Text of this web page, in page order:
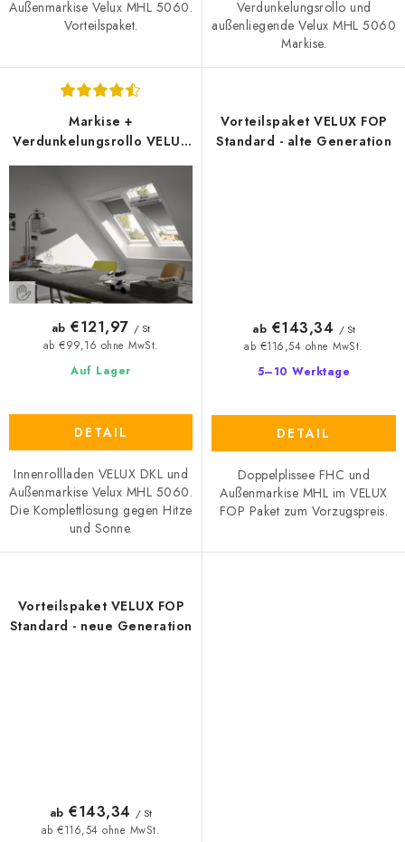
Außenmarkise Velux MHL 5060.
Vorteilspaket.
Verdunkelungsrollo und
außenliegende Velux MHL 5060
Markise.
Markise +
Verdunkelungsrollo VELUX
DOP - neue Generation
Auf Lager
ab €99,16 ohne MwSt.
ab €121,97 / St
DETAIL
Innenrollladen VELUX DKL und
Außenmarkise Velux MHL 5060.
Die Komplettlösung gegen Hitze
und Sonne.
Vorteilspaket VELUX FOP
Standard - alte Generation
5–10 Werktage
ab €116,54 ohne MwSt.
ab €143,34 / St
DETAIL
Doppelplissee FHC und
Außenmarkise MHL im VELUX
FOP Paket zum Vorzugspreis.
Vorteilspaket VELUX FOP
Standard - neue Generation
ab €116,54 ohne MwSt.
ab €143,34 / St